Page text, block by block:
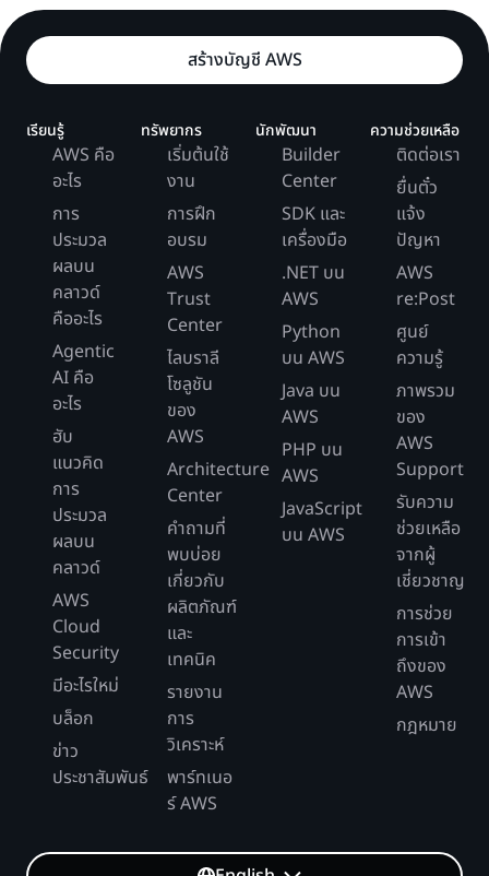
สร้างบัญชี AWS
เรียนรู้
AWS คือ
อะไร
การ
ประมวล
ผลบน
คลาวด์
คืออะไร
Agentic
AI คือ
อะไร
ฮับ
แนวคิด
การ
ประมวล
ผลบน
คลาวด์
AWS
Cloud
Security
มีอะไรใหม่
บล็อก
ข่าว
ประชาสัมพันธ์
ทรัพยากร
เริ่มต้นใช้
งาน
การฝึก
อบรม
AWS
Trust
Center
ไลบราลี
โซลูชัน
ของ
AWS
Architecture
Center
คำถามที่
พบบ่อย
เกี่ยวกับ
ผลิตภัณฑ์
และ
เทคนิค
รายงาน
การ
วิเคราะห์
พาร์ทเนอ
ร์ AWS
นักพัฒนา
Builder
Center
SDK และ
เครื่องมือ
.NET บน
AWS
Python
บน AWS
Java บน
AWS
PHP บน
AWS
JavaScript
บน AWS
ความช่วยเหลือ
ติดต่อเรา
ยื่นตั๋ว
แจ้ง
ปัญหา
AWS
re:Post
ศูนย์
ความรู้
ภาพรวม
ของ
AWS
Support
รับความ
ช่วยเหลือ
จากผู้
เชี่ยวชาญ
การช่วย
การเข้า
ถึงของ
AWS
กฎหมาย